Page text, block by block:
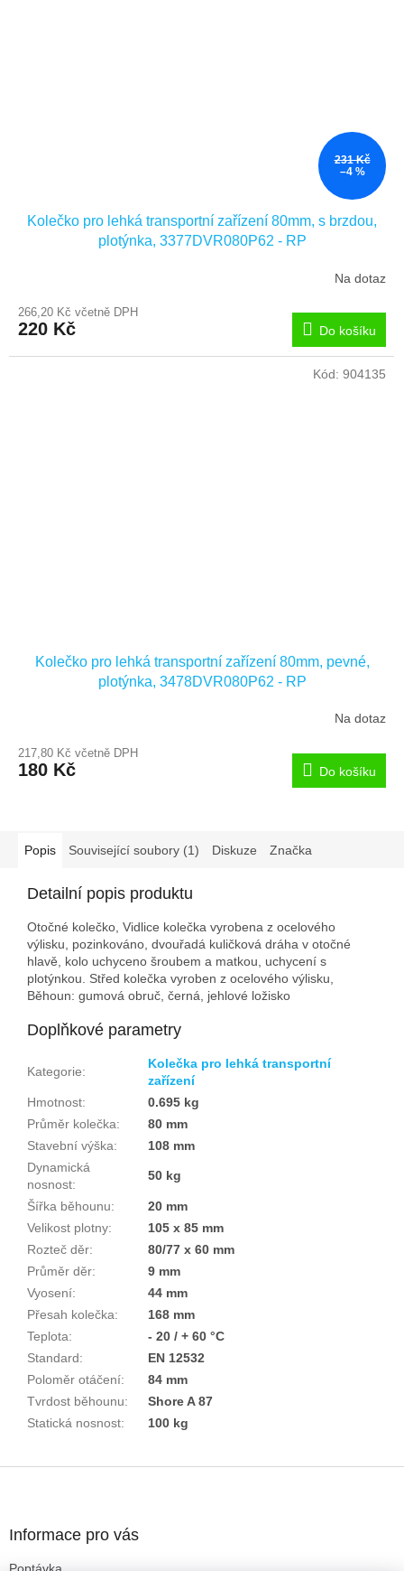
231 Kč
–4 %
Kolečko pro lehká transportní zařízení 80mm, s brzdou,
plotýnka, 3377DVR080P62 - RP
Na dotaz
266,20 Kč včetně DPH
220 Kč Do košíku
Kolečko pro lehká transportní zařízení 80mm, pevné,
plotýnka, 3478DVR080P62 - RP
Na dotaz
217,80 Kč včetně DPH
180 Kč Do košíku
Kód: 904135
Popis Související soubory (1) Diskuze Značka
Detailní popis produktu
Otočné kolečko, Vidlice kolečka vyrobena z ocelového
výlisku, pozinkováno, dvouřadá kuličková dráha v otočné
hlavě, kolo uchyceno šroubem a matkou, uchycení s
plotýnkou. Střed kolečka vyroben z ocelového výlisku,
Běhoun: gumová obruč, černá, jehlové ložisko
Doplňkové parametry
Kategorie:
Kolečka pro lehká transportní
zařízení
Hmotnost:
0.695 kg
Průměr kolečka:
80 mm
Stavební výška:
108 mm
Dynamická
nosnost:
50 kg
Šířka běhounu:
20 mm
Velikost plotny:
105 x 85 mm
Rozteč děr:
80/77 x 60 mm
Průměr děr:
9 mm
Vyosení:
44 mm
Přesah kolečka:
168 mm
Teplota:
- 20 / + 60 °C
Standard:
EN 12532
Poloměr otáčení:
84 mm
Tvrdost běhounu:
Shore A 87
Statická nosnost: 100 kg
Informace pro vás